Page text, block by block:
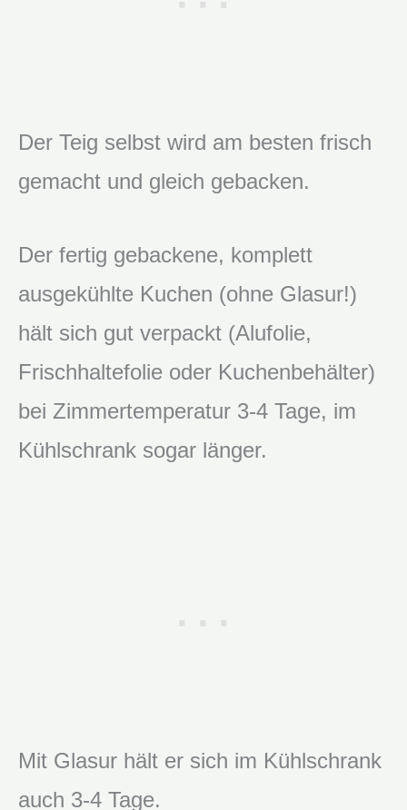
Der Teig selbst wird am besten frisch
gemacht und gleich gebacken.
Der fertig gebackene, komplett
ausgekühlte Kuchen (ohne Glasur!)
hält sich gut verpackt (Alufolie,
Frischhaltefolie oder Kuchenbehälter)
bei Zimmertemperatur 3-4 Tage, im
Kühlschrank sogar länger.
Mit Glasur hält er sich im Kühlschrank
auch 3-4 Tage.